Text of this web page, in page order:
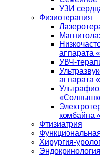
УЗИ
Физиотерапия
аппарата
УВЧ-
аппарата
Фтизиатрия
Хирургия-
Эндокринология